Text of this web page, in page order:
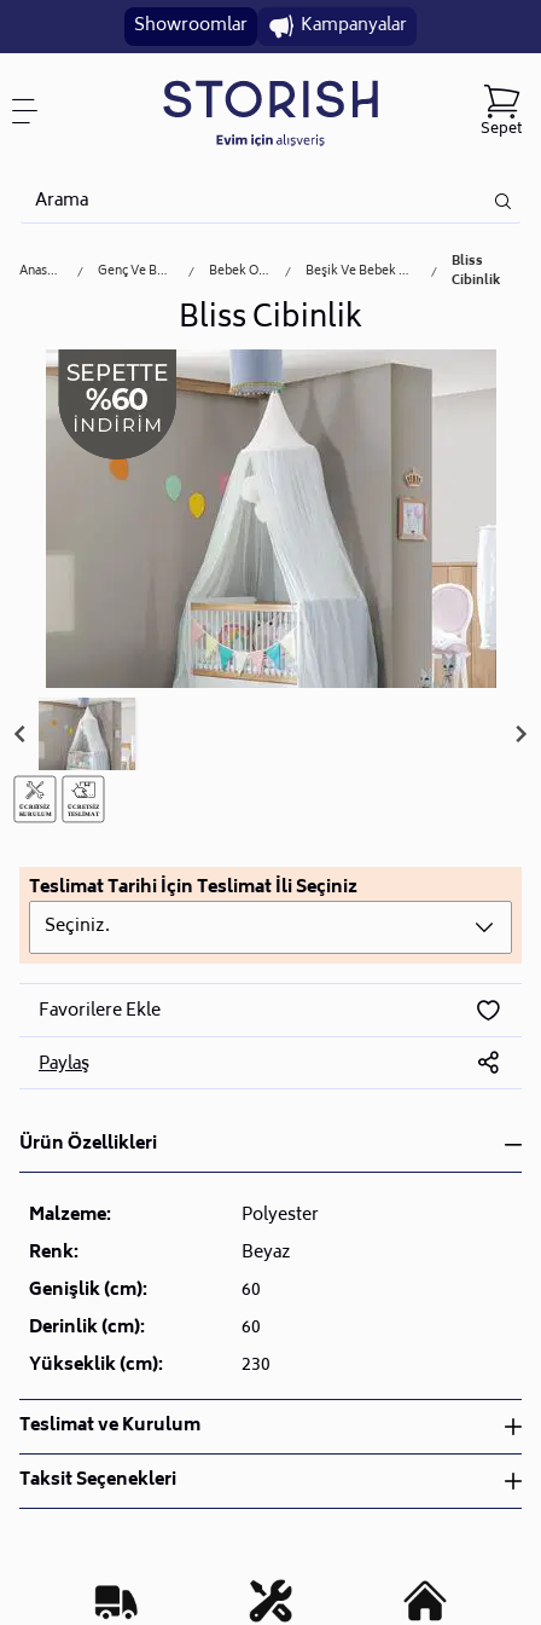
Showroomlar Kampanyalar
Sepet
Anasayfa Genç Ve Bebek Bebek Odası Beşik Ve Bebek Yatağı
Bliss
Cibinlik
Bliss Cibinlik
Teslimat Tarihi İçin Teslimat İli Seçiniz
Seçiniz.
Favorilere Ekle
Paylaş
Ürün Özellikleri
Malzeme:
Polyester
Renk:
Beyaz
Genişlik (cm):
60
Derinlik (cm):
60
Yükseklik (cm):
230
Teslimat ve Kurulum
Teslimat ve Kurulum
• Siparişlerinizi aldıktan sonra en kısa sürede işleme
Kargo süreçlerimizi güçlü lojistik ağımızla
destekleyerek, teslimatı en hızlı şekilde
Taksit Seçenekleri